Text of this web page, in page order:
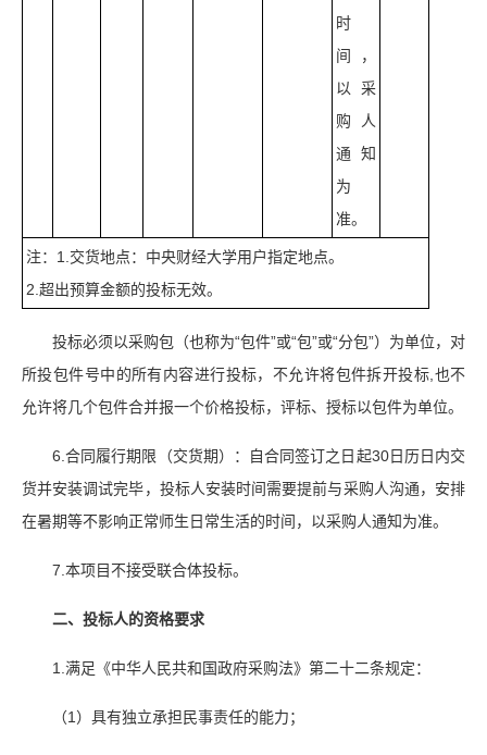
时
间，
以采
购人
通知
为
准。
注：1.交货地点：中央财经大学用户指定地点。
2.超出预算金额的投标无效。
投标必须以采购包（也称为“包件”或“包”或“分包”）为单位，对
所投包件号中的所有内容进行投标，不允许将包件拆开投标,也不
允许将几个包件合并报一个价格投标，评标、授标以包件为单位。
6.合同履行期限（交货期）：自合同签订之日起30日历日内交
货并安装调试完毕，投标人安装时间需要提前与采购人沟通，安排
在暑期等不影响正常师生日常生活的时间，以采购人通知为准。
7.本项目不接受联合体投标。
二、 投标人的资格要求
1.满足《中华人民共和国政府采购法》第二十二条规定：
（1）具有独立承担民事责任的能力；